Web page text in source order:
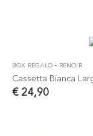
BOX REGALO - RENOIR
Cassetta Bianca
€ 24,90